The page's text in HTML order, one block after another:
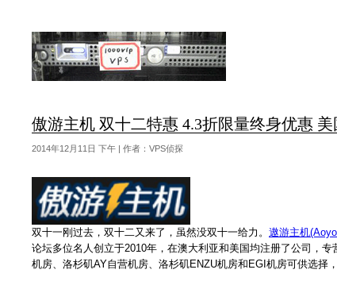
傲游主机 双十二特惠 4.3折限量终身优惠 美
2014年12月11日 下午 | 作者：VPS侦探
双十一刚过去，双十二又来了，虽然没双十一给力。 遨游主机
论坛多位名人创立于2010年，在澳大利亚和美国均注册了公司，
机房、洛杉矶AY自营机房、洛杉矶ENZU机房和EGI机房可供选择